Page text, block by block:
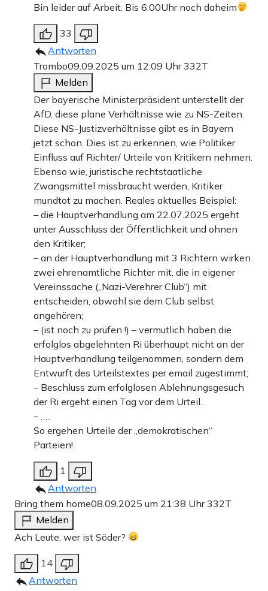
Bin leider auf Arbeit. Bis 6.00Uhr noch daheim
33
Antworten
Trombo09.09.2025 um 12:09 Uhr332T
Melden
Der bayerische Ministerpräsident unterstellt der
AfD, diese plane Verhältnisse wie zu NS-Zeiten.
Diese NS-Justizverhältnisse gibt es in Bayern
jetzt schon. Dies ist zu erkennen, wie Politiker
Einfluss auf Richter/ Urteile von Kritikern nehmen.
Ebenso wie, juristische rechtstaatliche
Zwangsmittel missbraucht werden, Kritiker
mundtot zu machen. Reales aktuelles Beispiel:
– die Hauptverhandlung am 22.07.2025 ergeht
unter Ausschluss der Öffentlichkeit und ohnen
den Kritiker;
– an der Hauptverhandlung mit 3 Richtern wirken
zwei ehrenamtliche Richter mit, die in eigener
Vereinssache („Nazi-Verehrer Club“) mit
entscheiden, obwohl sie dem Club selbst
angehören;
– (ist noch zu prüfen !) – vermutlich haben die
erfolglos abgelehnten Ri überhaupt nicht an der
Hauptverhandlung teilgenommen, sondern dem
Entwurft des Urteilstextes per email zugestimmt;
– Beschluss zum erfolglosen Ablehnungsgesuch
der Ri ergeht einen Tag vor dem Urteil.
– …..
So ergehen Urteile der „demokratischen“
Parteien!
1
Antworten
Bring them home08.09.2025 um 21:38 Uhr332T
Melden
Ach Leute, wer ist Söder?
14
Antworten